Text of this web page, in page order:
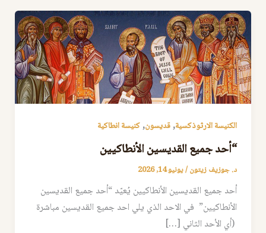
الكنيسة الارثوذكسية,قديسون,كنيسة انطاكية
“أحد جميع القديسين الأنطاكيين
د. جوزيف زيتون/يونيو 14, 2026
أحد جميع القديسين الأنطاكيين يُعيّد “أحد جميع القديسين
الأنطاكيين” في الاحد الذي يلي احد جميع القديسين مباشرة
(أي الأحد الثاني […]